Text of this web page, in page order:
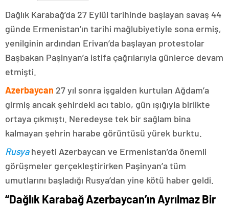
Dağlık Karabağ’da 27 Eylül tarihinde başlayan savaş 44
günde Ermenistan’ın tarihi mağlubiyetiyle sona ermiş,
yenilginin ardından Erivan’da başlayan protestolar
Başbakan Paşinyan’a istifa çağrılarıyla günlerce devam
etmişti.
Azerbaycan 27 yıl sonra işgalden kurtulan Ağdam’a
girmiş ancak şehirdeki acı tablo, gün ışığıyla birlikte
ortaya çıkmıştı. Neredeyse tek bir sağlam bina
kalmayan şehrin harabe görüntüsü yürek burktu.
Rusyaheyeti Azerbaycan ve Ermenistan’da önemli
görüşmeler gerçekleştirirken Paşinyan’a tüm
umutlarını başladığı Rusya’dan yine kötü haber geldi.
“Dağlık Karabağ Azerbaycan’ın Ayrılmaz Bir